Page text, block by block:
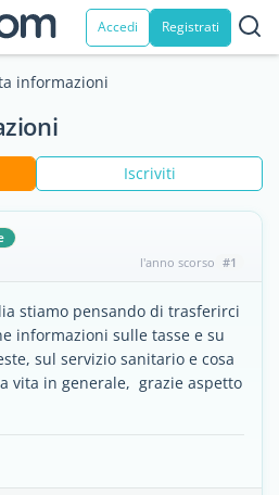
Accedi Registrati
informazioni
Iscriviti
l'anno scorso #1
stiamo pensando di trasferirci
informazioni sulle tasse e su
sul servizio sanitario e cosa
vita in generale, grazie aspetto